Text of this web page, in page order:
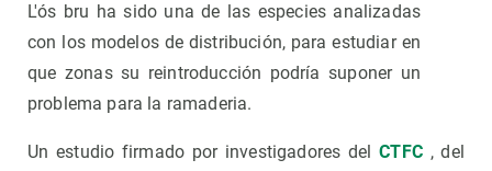
L'ós bru ha sido una de las especies analizadas
con los modelos de distribución, para estudiar en
que zonas su reintroducción podría suponer un
problema para la ramaderia.
Un estudio firmado por investigadores delCTFC , del